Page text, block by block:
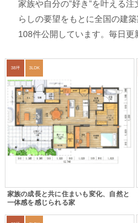
家族や自分の”好き”を叶える
らしの要望をもとに全国の建
108件公開しています。毎日更
38坪 3LDK
家族の成長と共に住まいも変化、自然と
一体感を感じられる家